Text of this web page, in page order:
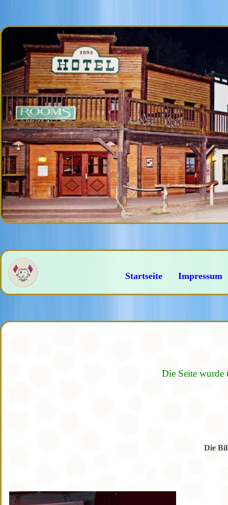
Startseite Impressum
Die Seite wurde
Die